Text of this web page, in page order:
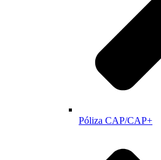
Póliza CAP/CAP+